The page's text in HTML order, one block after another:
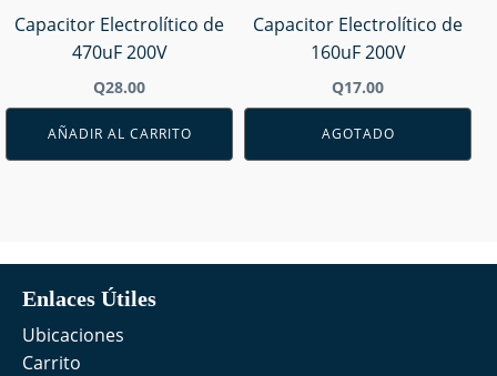
Capacitor Electrolítico de
470uF 200V
Q28.00
AÑADIR AL CARRITO
Capacitor Electrolítico de
160uF 200V
Q17.00
AGOTADO
Enlaces Útiles
Ubicaciones
Carrito